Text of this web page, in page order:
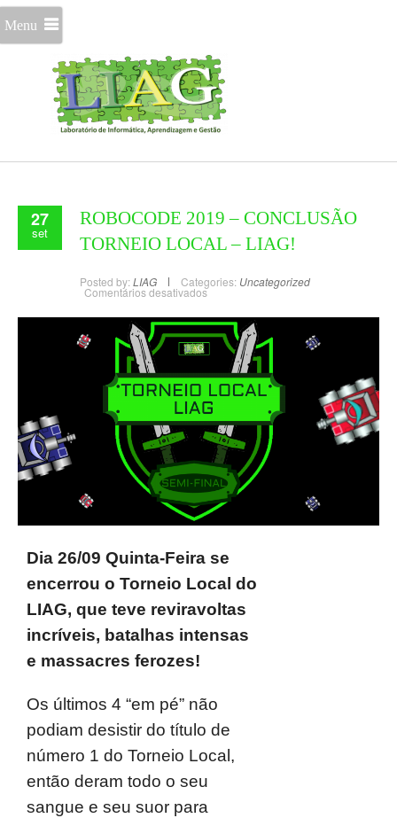
Menu
27
set
ROBOCODE 2019 – CONCLUSÃO
TORNEIO LOCAL – LIAG!
Posted by: LIAG Categories: Uncategorized
Comentários desativados
Dia 26/09 Quinta-Feira se
encerrou o Torneio Local do
LIAG, que teve reviravoltas
incríveis, batalhas intensas
e massacres ferozes!
Os últimos 4 “em pé” não
podiam desistir do título de
número 1 do Torneio Local,
então deram todo o seu
sangue e seu suor para